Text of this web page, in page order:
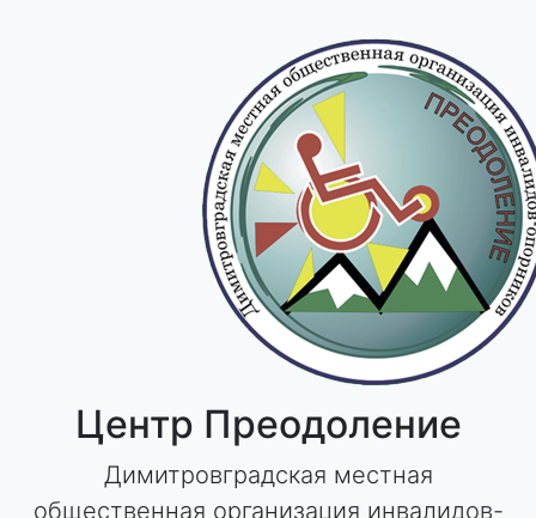
Центр Преодоление
Димитровградская местная
общественная организация инвалидов-